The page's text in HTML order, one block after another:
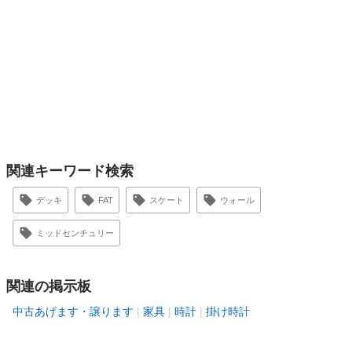
関連キーワード検索
デッキ FAT スケート ウォール
ミッドセンチュリー
関連の掲示板
中古あげます・譲ります 家具 時計 掛け時計